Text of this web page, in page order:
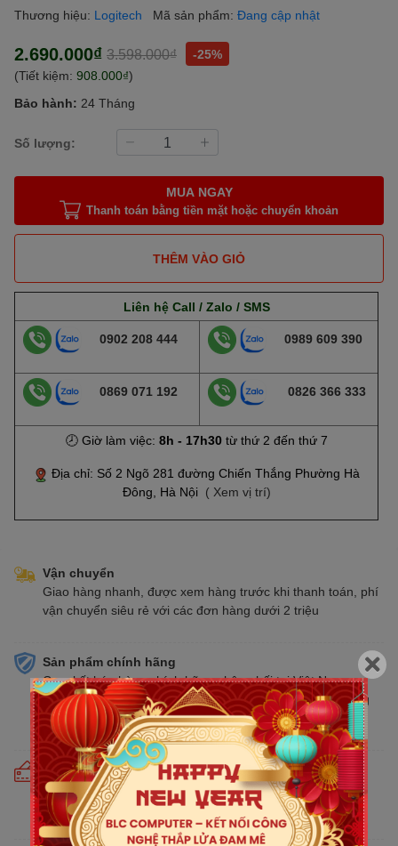
Thương hiệu: Logitech Mã sản phẩm: Đang cập nhật
2.690.000₫ 3.598.000₫
-25%
(Tiết kiệm: 908.000₫)
Bảo hành: 24 Tháng
Số lượng:
MUA NGAY
Thanh toán bằng tiền mặt hoặc chuyển khoản
THÊM VÀO GIỎ
Liên hệ Call / Zalo / SMS
0902 208 444 0989 609 390
0869 071 192 0826 366 333
🕗 Giờ làm việc: 8h - 17h30từ thứ 2 đến thứ 7
Địa chỉ: Số 2 Ngõ 281 đường Chiến Thắng Phường Hà
Đông, Hà Nội ( Xem vị trí)
Vận chuyển
Giao hàng nhanh, được xem hàng trước khi thanh toán, phí
vận chuyển siêu rẻ với các đơn hàng dưới 2 triệu
Sản phẩm chính hãng
Cam kết bán hàng chính hãng phân phối tại Việt Nam,
chúng tôi tự hào là đại lý chính thức của tất cả các thương
hiệu kinh doanh sản phẩm CNTT trên thị trường
Cam kết giá tốt
Giá tốt hơn từ 10% - 30% so với thị trường. Liên tục cập
nhật giá mới nhất, cạnh tranh